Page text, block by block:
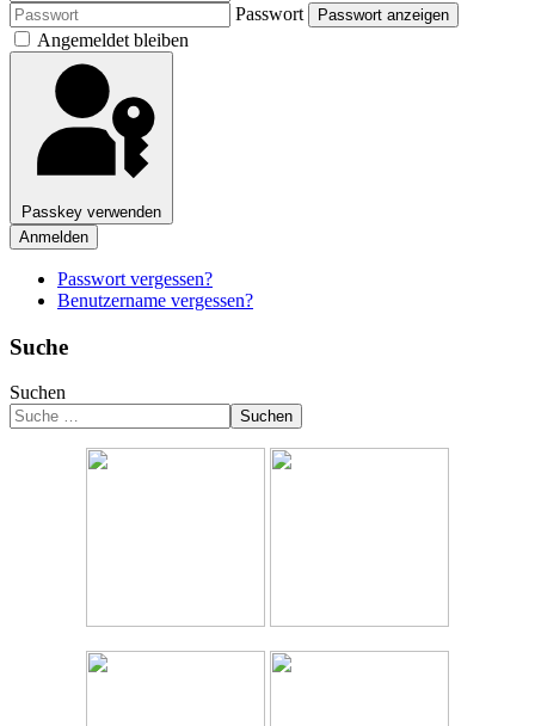
Passwort
Passwort anzeigen
Angemeldet bleiben
Passkey verwenden
Anmelden
Passwort vergessen?
Benutzername vergessen?
Suche
Suchen
Suchen